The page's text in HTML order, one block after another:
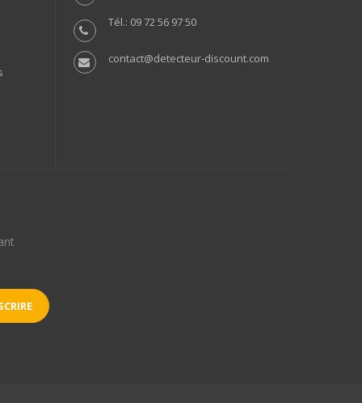
Tél.: 09 72 56 97 50
contact@detecteur-discount.com